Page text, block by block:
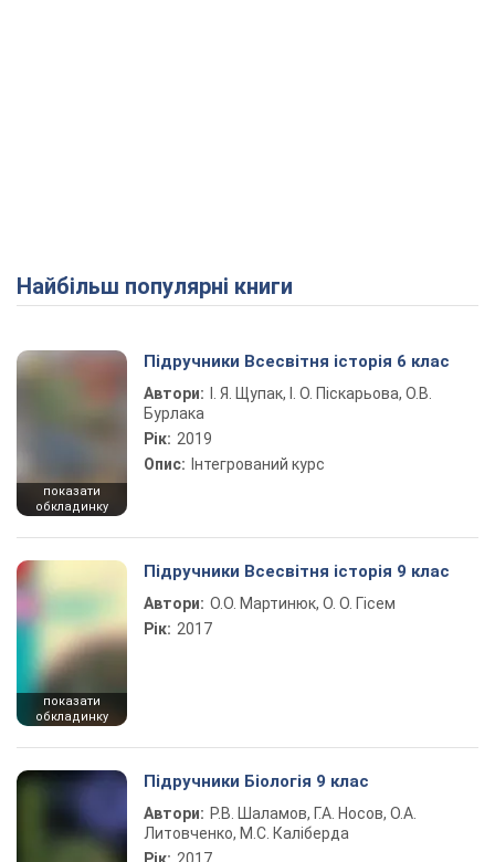
Найбільш популярні книги
показати
обкладинку
Підручники Всесвітня історія 6 клас
Автори:
І. Я. Щупак, І. О. Піскарьова, О.В.
Бурлака
Рік: 2019
Опис: Інтегрований курс
показати
обкладинку
Підручники Всесвітня історія 9 клас
Автори: О.О. Мартинюк, О. О. Гісем
Рік: 2017
Підручники Біологія 9 клас
Автори: Р.В. Шаламов, Г.А. Носов, О.А.
Литовченко, М.С. Каліберда